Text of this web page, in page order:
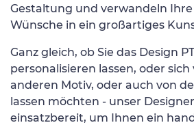
Gestaltung und verwandeln
Wünsche in ein großartiges
Ganz gleich, ob Sie das Design
personalisieren lassen, oder sich
anderen Motiv, oder auch von
lassen möchten - unser
einsatzbereit, um Ihnen ein